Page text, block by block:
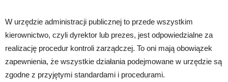
W urzędzie administracji publicznej to przede wszystkim
kierownictwo, czyli dyrektor lub prezes, jest odpowiedzialne za
realizację procedur kontroli zarządczej. To oni mają obowiązek
zapewnienia, że wszystkie działania podejmowane w urzędzie są
zgodne z przyjętymi standardami i procedurami.